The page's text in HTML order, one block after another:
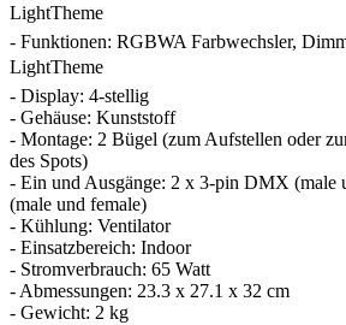
LightTheme
- Funktionen: RGBWA Farbwechsler,
LightTheme
- Display: 4-stellig
- Gehäuse: Kunststoff
- Montage: 2 Bügel (zum Aufstellen oder
des Spots)
- Ein und Ausgänge: 2 x 3-pin DMX (male
(male und female)
- Kühlung: Ventilator
- Einsatzbereich: Indoor
- Stromverbrauch: 65 Watt
- Abmessungen: 23.3 x 27.1 x 32 cm
- Gewicht: 2 kg